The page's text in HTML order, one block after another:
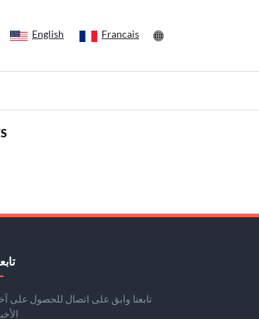
English Francais
تابعنا وابق على اتصال للحصول على